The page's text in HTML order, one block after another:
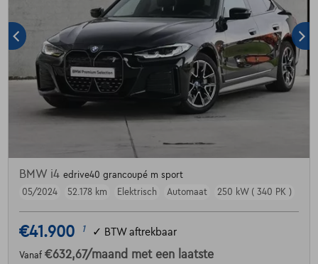
BMW i4 edrive40 grancoupé m sport
05/2024
52.178 km Elektrisch Automaat 250 kW ( 340 PK )
€41.900 1 ✓ BTW aftrekbaar
Vanaf €632,67/maand met een laatste